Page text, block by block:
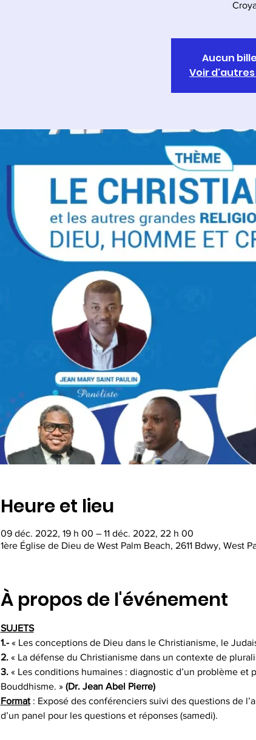
Aucun
Voir
Heure et lieu
09 déc. 2022, 19 h 00 – 11 déc. 2022, 22 h 00
1ère Église de Dieu de West Palm Beach, 2611 Bdwy, West
À propos de l'événement
SUJETS
1.- « Les conceptions de Dieu dans le Christianisme, le
2. « La défense du Christianisme dans un contexte de
3. « Les conditions humaines : diagnostic d’un problème
Bouddhisme. » (Dr. Jean Abel Pierre)
Format : Exposé des conférenciers suivi des questions de
d’un panel pour les questions et réponses (samedi).